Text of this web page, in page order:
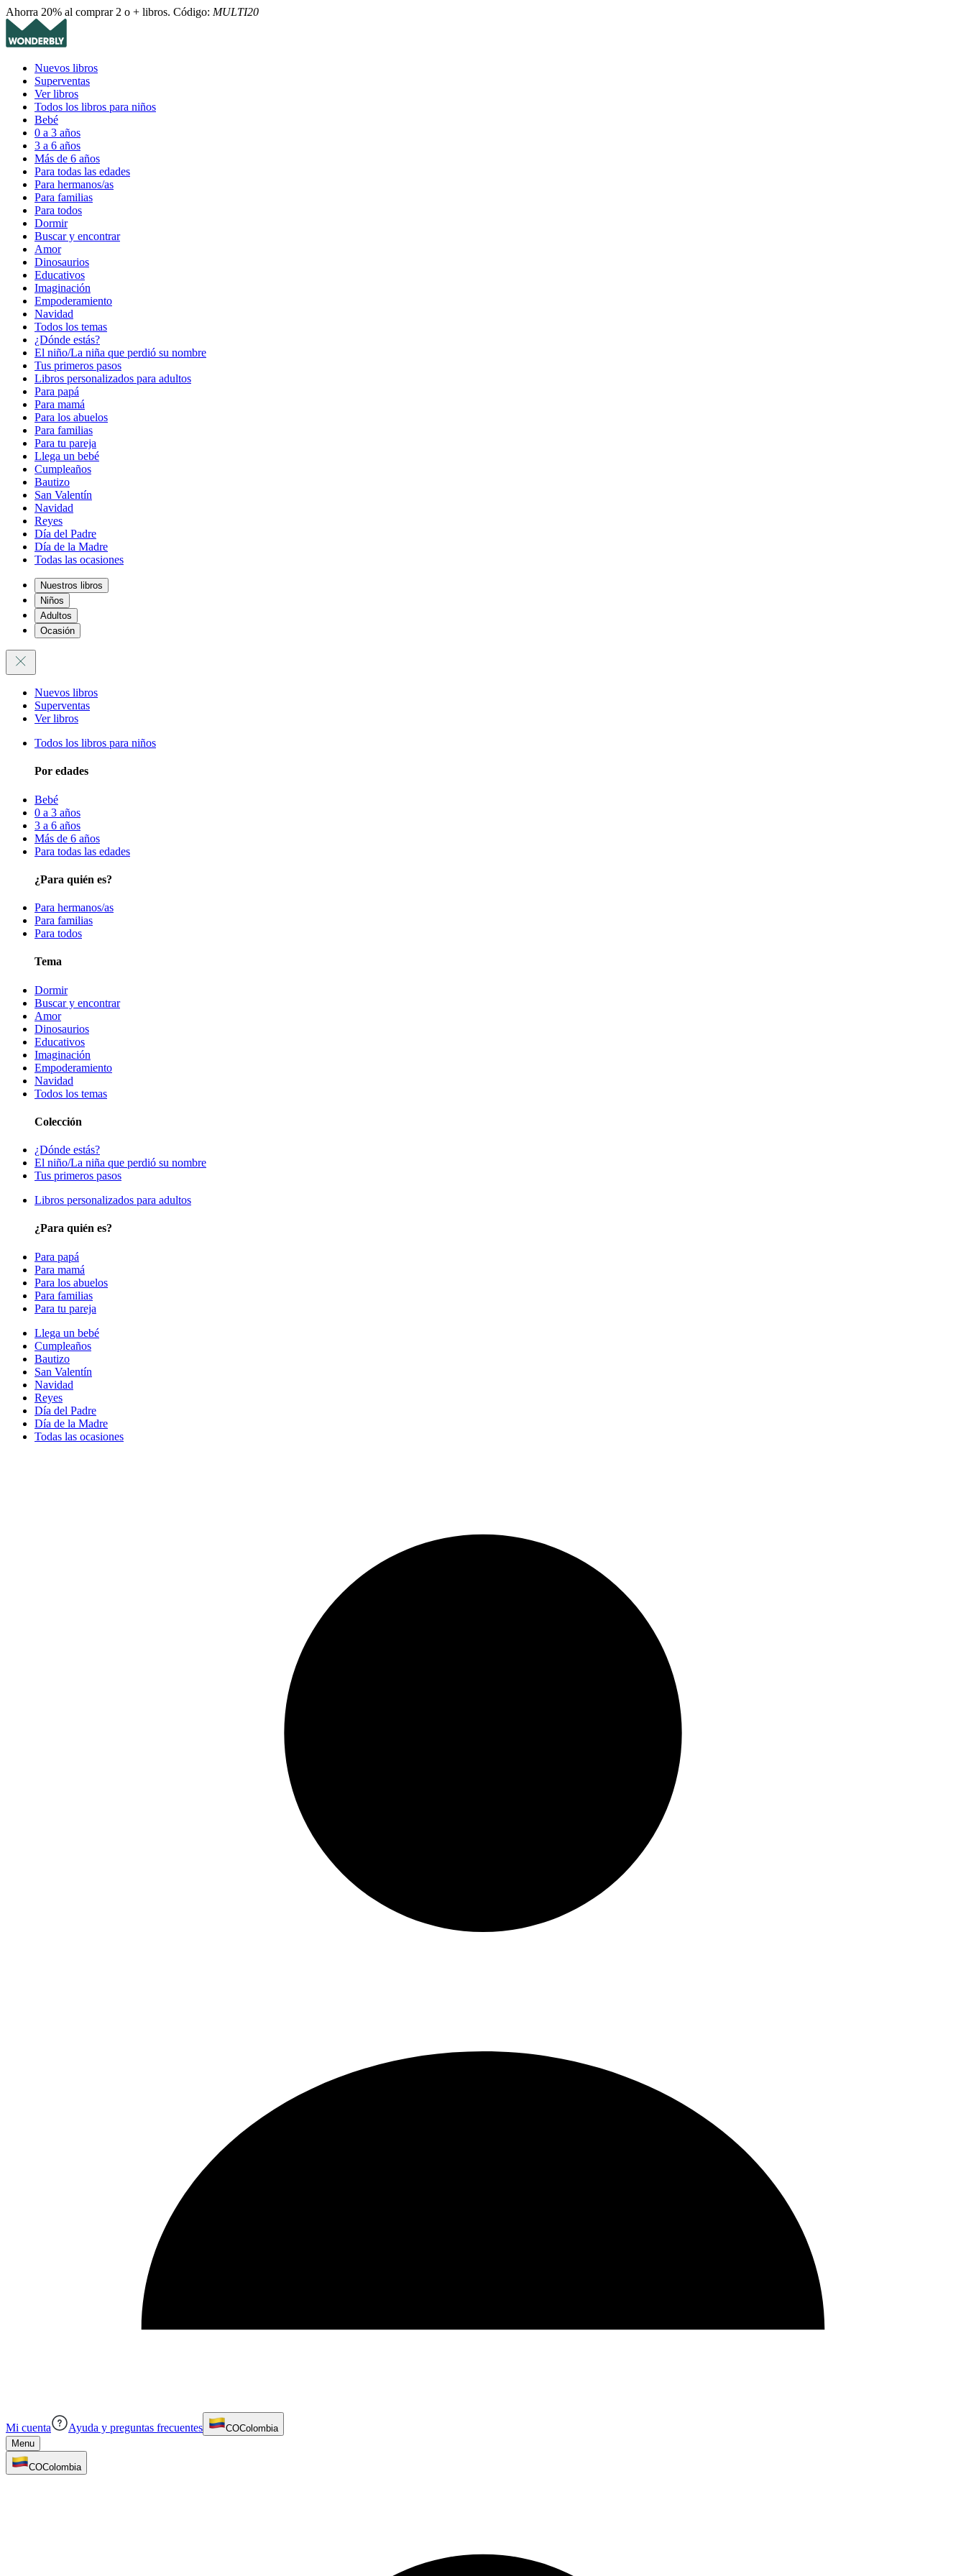
Ahorra 20% al comprar 2 o + libros. Código: MULTI20
Nuevos libros
Superventas
Ver libros
Todos los libros para niños
Bebé
0 a 3 años
3 a 6 años
Más de 6 años
Para todas las edades
Para hermanos/as
Para familias
Para todos
Dormir
Buscar y encontrar
Amor
Dinosaurios
Educativos
Imaginación
Empoderamiento
Navidad
Todos los temas
¿Dónde estás?
El niño/La niña que perdió su nombre
Tus primeros pasos
Libros personalizados para adultos
Para papá
Para mamá
Para los abuelos
Para familias
Para tu pareja
Llega un bebé
Cumpleaños
Bautizo
San Valentín
Navidad
Reyes
Día del Padre
Día de la Madre
Todas las ocasiones
Nuestros libros
Niños
Adultos
Ocasión
Nuevos libros
Superventas
Ver libros
Todos los libros para niños
Por edades
Bebé
0 a 3 años
3 a 6 años
Más de 6 años
Para todas las edades
¿Para quién es?
Para hermanos/as
Para familias
Para todos
Tema
Dormir
Buscar y encontrar
Amor
Dinosaurios
Educativos
Imaginación
Empoderamiento
Navidad
Todos los temas
Colección
¿Dónde estás?
El niño/La niña que perdió su nombre
Tus primeros pasos
Libros personalizados para adultos
¿Para quién es?
Para papá
Para mamá
Para los abuelos
Para familias
Para tu pareja
Llega un bebé
Cumpleaños
Bautizo
San Valentín
Navidad
Reyes
Día del Padre
Día de la Madre
Todas las ocasiones
Mi cuenta Ayuda y preguntas frecuentes COColombia
Menu
COColombia